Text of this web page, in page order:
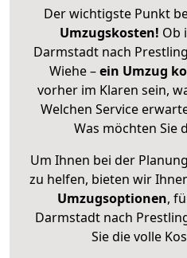
Der wichtigste Punkt
Umzugskosten! Ob
Darmstadt nach
Wiehe –ein Umzug
vorher im Klaren sein,
Welchen Service
Was möchten Sie
Um Ihnen bei der
zu helfen, bieten wir
Umzugsoptionen,
Darmstadt nach
Sie die volle